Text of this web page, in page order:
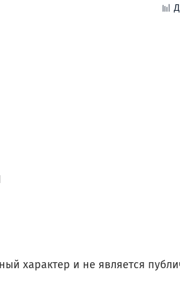
характер и не является